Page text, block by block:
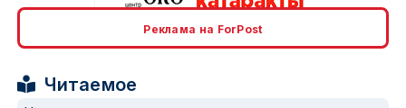
erid: 2SDnjcrDNw6
Реклама на ForPost
Читаемое